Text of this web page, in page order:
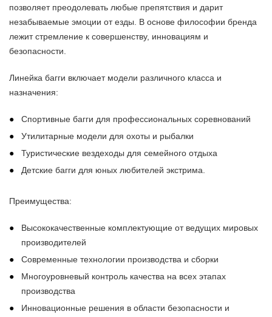
позволяет преодолевать любые препятствия и дарит
незабываемые эмоции от езды. В основе философии бренда
лежит стремление к совершенству, инновациям и
безопасности.
Линейка багги включает модели различного класса и
назначения:
Спортивные багги для профессиональных соревнований
Утилитарные модели для охоты и рыбалки
Туристические вездеходы для семейного отдыха
Детские багги для юных любителей экстрима.
Преимущества:
Высококачественные комплектующие от ведущих мировых
производителей
Современные технологии производства и сборки
Многоуровневый контроль качества на всех этапах
производства
Инновационные решения в области безопасности и